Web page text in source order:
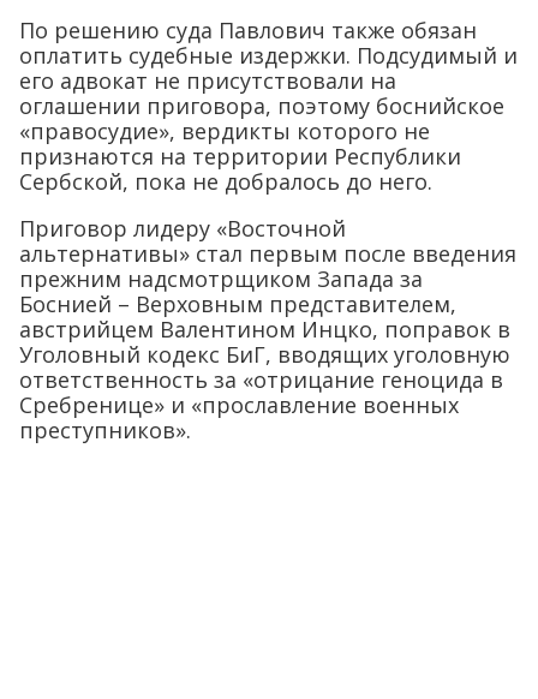
По решению суда Павлович также обязан
оплатить судебные издержки. Подсудимый и
его адвокат не присутствовали на
оглашении приговора, поэтому боснийское
«правосудие», вердикты которого не
признаются на территории Республики
Сербской, пока не добралось до него.
Приговор лидеру «Восточной
альтернативы» стал первым после введения
прежним надсмотрщиком Запада за
Боснией – Верховным представителем,
австрийцем Валентином Инцко, поправок в
Уголовный кодекс БиГ, вводящих уголовную
ответственность за «отрицание геноцида в
Сребренице» и «прославление военных
преступников».